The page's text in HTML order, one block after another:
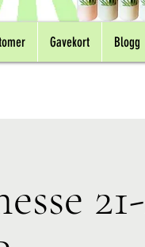
Gavekort Blogg